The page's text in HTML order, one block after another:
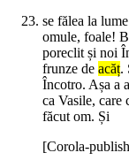
se fălea la
omule, foale!
poreclit și noi
frunze de acăț.
Încotro. Așa a
ca Vasile, care
făcut om. Și
[Corola-